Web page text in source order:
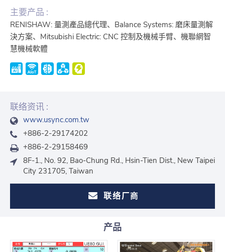
主要产品 :
RENISHAW: 量測產品總代理、Balance Systems: 磨床量測解
決方案、Mitsubishi Electric: CNC 控制及機械手臂、機聯網智
慧機械軟體
联络资讯 :
www.usync.com.tw
+886-2-29174202
+886-2-29158469
8F-1., No. 92, Bao-Chung Rd., Hsin-Tien Dist., New Taipei
City 231705, Taiwan
联络厂商
产品